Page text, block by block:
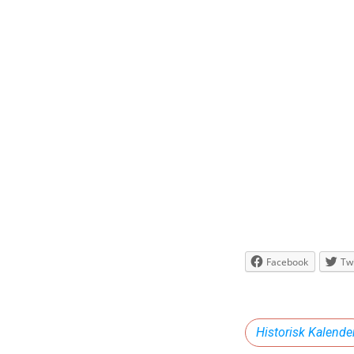
Facebook
Historisk